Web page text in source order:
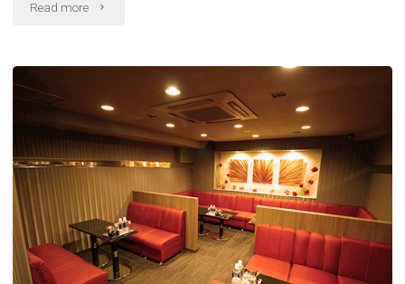
す
め
の
キ
ャ
バ
Read more "大
リ
ア
別
キ
ャ